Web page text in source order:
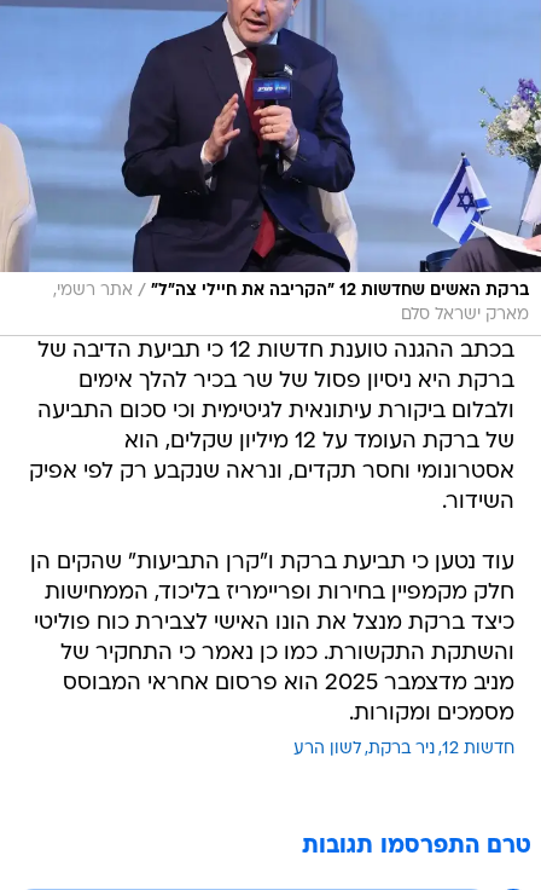
ברקת האשים שחדשות 12 "הקריבה את חיילי צה"ל" / אתר רשמי,
מארק ישראל סלם
בכתב ההגנה טוענת חדשות 12 כי תביעת הדיבה של
ברקת היא ניסיון פסול של שר בכיר להלך אימים
ולבלום ביקורת עיתונאית לגיטימית וכי סכום התביעה
של ברקת העומד על 12 מיליון שקלים, הוא
אסטרונומי וחסר תקדים, ונראה שנקבע רק לפי אפיק
השידור.
עוד נטען כי תביעת ברקת ו"קרן התביעות" שהקים הן
חלק מקמפיין בחירות ופריימריז בליכוד, הממחישות
כיצד ברקת מנצל את הונו האישי לצבירת כוח פוליטי
והשתקת התקשורת. כמו כן נאמר כי התחקיר של
מניב מדצמבר 2025 הוא פרסום אחראי המבוסס
מסמכים ומקורות.
חדשות 12 ניר ברקת לשון הרע
טרם התפרסמו תגובות